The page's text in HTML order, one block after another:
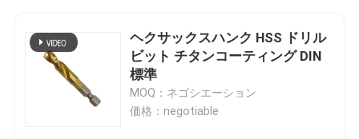
ヘクサックスハンク HSS ドリル
ビット チタンコーティング DIN
標準
MOQ：ネゴシエーション
価格：negotiable